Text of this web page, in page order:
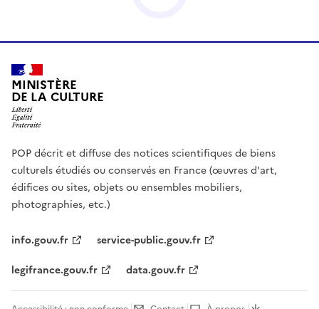
MINISTÈRE
DE LA CULTURE
POP décrit et diffuse des notices scientifiques de biens
culturels étudiés ou conservés en France (œuvres d'art,
édifices ou sites, objets ou ensembles mobiliers,
photographies, etc.)
info.gouv.fr
service-public.gouv.fr
legifrance.gouv.fr
data.gouv.fr